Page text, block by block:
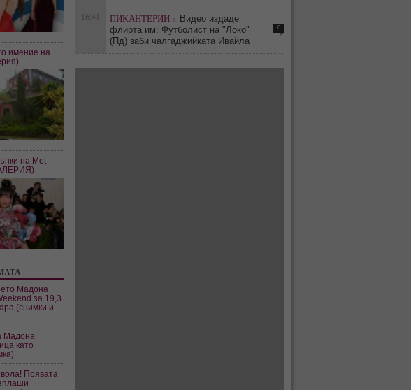
имение на
на Met
Мадона
за 19,3
(снимки и
Мадона
като
Появата
16:41 ПИКАНТЕРИИ » Видео издаде
флирта им: Футболист на "Локо"
(Пд) заби чалгаджийката Ивайла
0